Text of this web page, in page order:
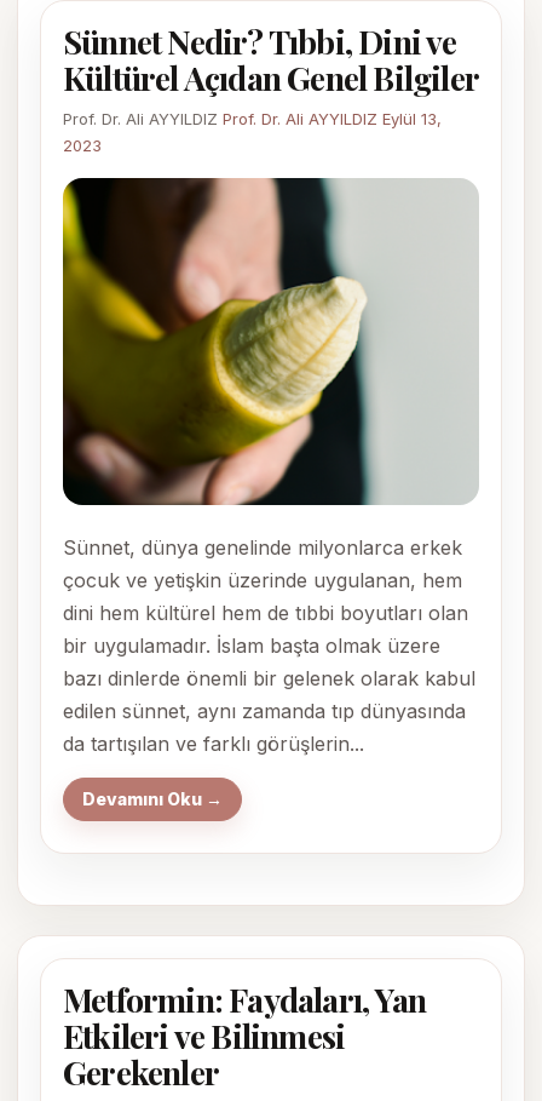
Sünnet Nedir? Tıbbi, Dini ve
Kültürel Açıdan Genel Bilgiler
Prof. Dr. Ali AYYILDIZ Prof. Dr. Ali AYYILDIZ Eylül 13,
2023
Sünnet, dünya genelinde milyonlarca erkek
çocuk ve yetişkin üzerinde uygulanan, hem
dini hem kültürel hem de tıbbi boyutları olan
bir uygulamadır. İslam başta olmak üzere
bazı dinlerde önemli bir gelenek olarak kabul
edilen sünnet, aynı zamanda tıp dünyasında
da tartışılan ve farklı görüşlerin...
Devamını Oku →
Metformin: Faydaları, Yan
Etkileri ve Bilinmesi
Gerekenler